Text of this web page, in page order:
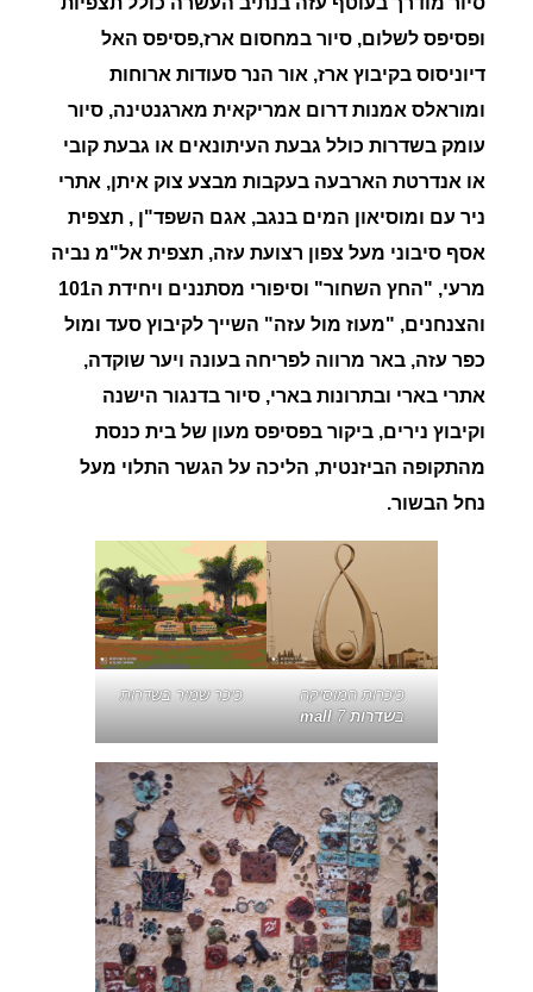
ופסיפס לשלום, סיור במחסום ארז,פסיפס האל
דיוניסוס בקיבוץ ארז, אור הנר סעודות ארוחות
ומוראלס אמנות דרום אמריקאית מארגנטינה, סיור
עומק בשדרות כולל גבעת העיתונאים או גבעת קובי
או אנדרטת הארבעה בעקבות מבצע צוק איתן, אתרי
ניר עם ומוסיאון המים בנגב, אגם השפד"ן , תצפית
אסף סיבוני מעל צפון רצועת עזה, תצפית אל"מ נביה
מרעי, "החץ השחור" וסיפורי מסתננים ויחידת ה101
והצנחנים, "מעוז מול עזה" השייך לקיבוץ סעד ומול
כפר עזה, באר מרווה לפריחה בעונה ויער שוקדה,
אתרי בארי ובתרונות בארי, סיור בדנגור הישנה
וקיבוץ נירים, ביקור בפסיפס מעון של בית כנסת
מהתקופה הביזנטית, הליכה על הגשר התלוי מעל
נחל הבשור.
כיכרות המוסיקה
בשדרות mall7
כיכר שמיר בשדרות